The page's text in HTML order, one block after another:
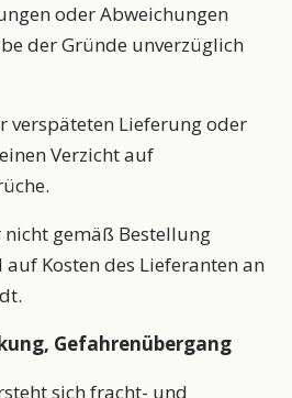
oder Abweichungen
der Gründe unverzüglich
verspäteten Lieferung oder
Verzicht auf
gemäß Bestellung
Kosten des Lieferanten an
Gefahrenübergang
sich fracht- und